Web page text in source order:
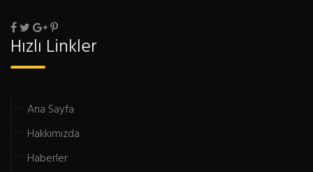
Hızlı Linkler
Ana Sayfa
Hakkımızda
Haberler